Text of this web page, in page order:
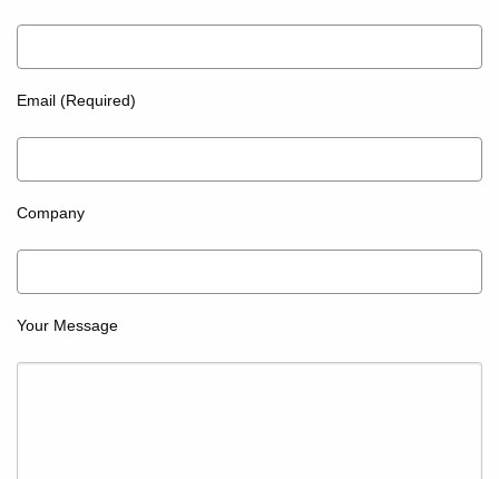
Email (Required)
Company
Your Message